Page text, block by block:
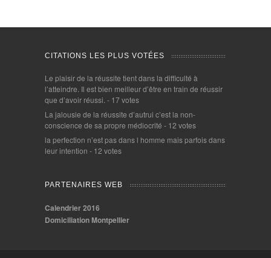
CITATIONS LES PLUS VOTÉES
Le plaisir de la réussite tient dans la difficulté à
l’atteindre. Il est bien meilleur d’être en train de réussir
que d’avoir réussi. - 17 votes
La jalousie de la réussite d’autrui c’est la non-
conscience de sa propre médiocrité - 12 votes
la perfection n’est pas dans l homme mais parfois dans
leur intention - 12 votes
PARTENAIRES WEB
Calendrier 2016
Domiciliation Montpellier